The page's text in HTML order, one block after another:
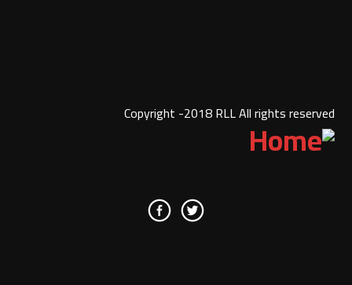
Copyright -2018 RLL All rights reserved